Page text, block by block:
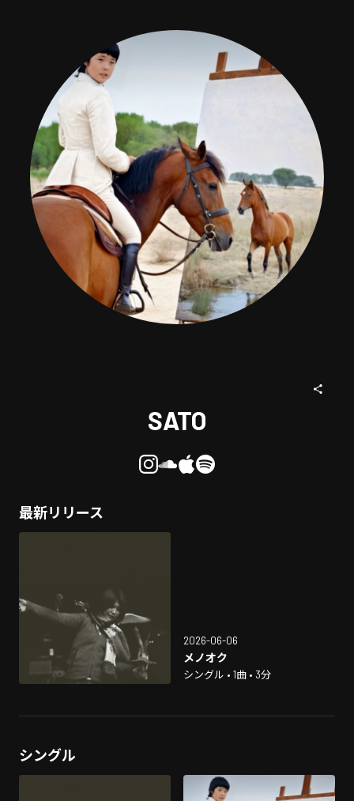
SATO
最新リリース
2026-06-06
メノオク
シングル • 1曲 • 3分
シングル